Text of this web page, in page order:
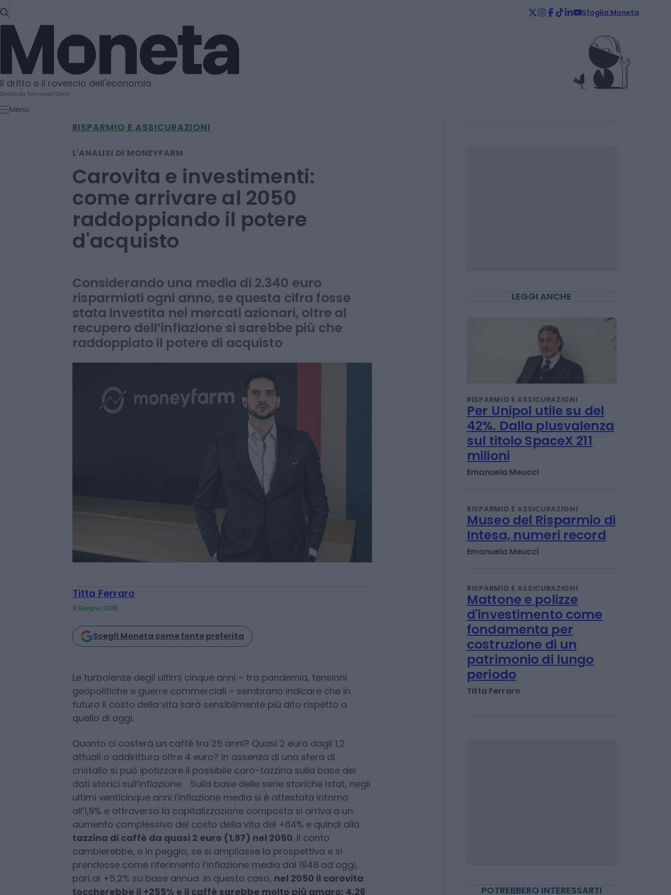
SKIP
TO
CONTENT
Sfoglia Moneta
Moneta
Il dritto e il rovescio dell'economia
Diretto da Tommaso Cerno
Menu
RISPARMIO E ASSICURAZIONI
L'ANALISI DI MONEYFARM
Carovita e investimenti:
come arrivare al 2050
d'acquisto
Considerando una media di 2.340 euro
risparmiati ogni anno, se questa cifra fosse
stata investita nei mercati azionari, oltre al
recupero dell’inflazione si sarebbe più che
raddoppiato il potere di acquisto
Titta Ferraro
Scegli Moneta come fonte preferita
Le turbolenze degli ultimi cinque anni – tra pandemia, tensioni
futuro il costo della vita sarà sensibilmente più alto rispetto a
quello di oggi.
Quanto ci costerà un caffè tra 25 anni? Quasi 2 euro dagli 1,2
attuali o addirittura oltre 4 euro? In assenza di una sfera di
cristallo si può ipotizzare il possibile caro-tazzina sulla base dei
dati storici sull’inflazione. Sulla base delle serie storiche Istat, negli
ultimi venticinque anni l’inflazione media si è attestata intorno
all’1,9% e attraverso la capitalizzazione composta si arriva a un
aumento complessivo del costo della vita del +64% e quindi alla
tazzina di caffè da quasi 2 euro (1,97) nel 2050. Il conto
LEGGI ANCHE
RISPARMIO E ASSICURAZIONI
Per Unipol utile su del
42%. Dalla plusvalenza
Emanuela Meucci
RISPARMIO E ASSICURAZIONI
Emanuela Meucci
RISPARMIO E ASSICURAZIONI
Mattone e polizze
d'investimento come
fondamenta per
costruzione di un